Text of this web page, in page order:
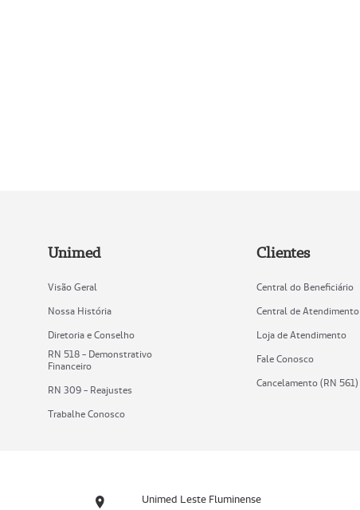
Unimed
Visão Geral
Nossa História
Diretoria e Conselho
RN 518 - Demonstrativo
Financeiro
RN 309 - Reajustes
Trabalhe Conosco
Clientes
Central do Beneficiário
Central de Atendimento
Loja de Atendimento
Fale Conosco
Cancelamento (RN 561)
Unimed Leste Fluminense